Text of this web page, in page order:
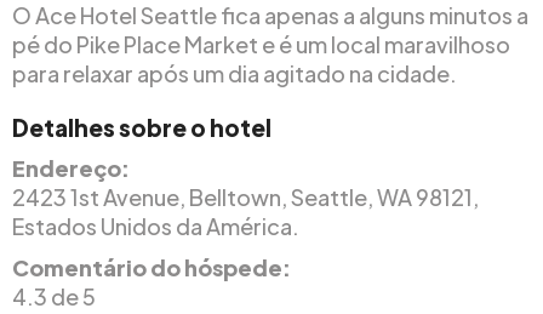
O Ace Hotel Seattle fica apenas a alguns minutos a
pé do Pike Place Market e é um local maravilhoso
para relaxar após um dia agitado na cidade.
Detalhes sobre o hotel
Endereço:
2423 1st Avenue, Belltown, Seattle, WA 98121,
Estados Unidos da América.
Comentário do hóspede:
4.3 de 5